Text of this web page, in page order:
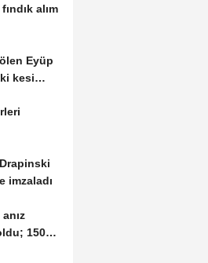
alım
Eyüp
kesi
imzaladı
1500